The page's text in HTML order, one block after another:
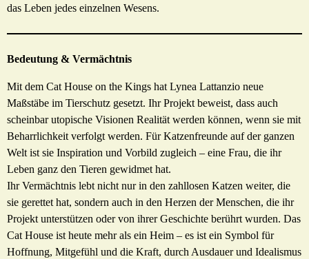
das Leben jedes einzelnen Wesens.
Bedeutung & Vermächtnis
Mit dem Cat House on the Kings hat Lynea Lattanzio neue
Maßstäbe im Tierschutz gesetzt. Ihr Projekt beweist, dass auch
scheinbar utopische Visionen Realität werden können, wenn sie mit
Beharrlichkeit verfolgt werden. Für Katzenfreunde auf der ganzen
Welt ist sie Inspiration und Vorbild zugleich – eine Frau, die ihr
Leben ganz den Tieren gewidmet hat.
Ihr Vermächtnis lebt nicht nur in den zahllosen Katzen weiter, die
sie gerettet hat, sondern auch in den Herzen der Menschen, die ihr
Projekt unterstützen oder von ihrer Geschichte berührt wurden. Das
Cat House ist heute mehr als ein Heim – es ist ein Symbol für
Hoffnung, Mitgefühl und die Kraft, durch Ausdauer und Idealismus